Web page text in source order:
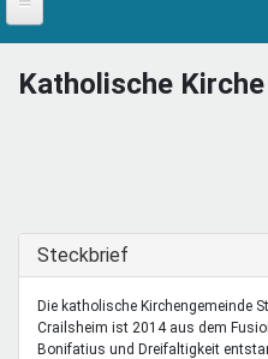
Startseite
News
Mentoren & Projekte
Schule & Beruf
Katholische
Ausblenden
Steckbrief
Die katholische Kirchengemeinde
Crailsheim ist 2014 aus dem
Bonifatius und Dreifaltigkeit